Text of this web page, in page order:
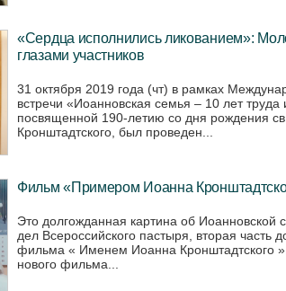
«Сердца исполнились ликованием»:
глазами участников
31 октября 2019 года (чт) в рамках
встречи «Иоанновская семья – 10 лет труда
посвященной 190-летию со дня рождения
Кронштадтского, был проведен...
Фильм «Примером Иоанна
Это долгожданная картина об Иоанновской
дел Всероссийского пастыря, вторая часть
фильма « Именем Иоанна Кронштадтского
нового фильма...